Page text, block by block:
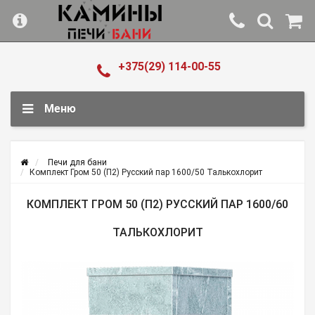
+375(29) 114-00-55
Меню
Печи для бани
Комплект Гром 50 (П2) Русский пар 1600/50 Талькохлорит
КОМПЛЕКТ ГРОМ 50 (П2) РУССКИЙ ПАР 1600/60
ТАЛЬКОХЛОРИТ